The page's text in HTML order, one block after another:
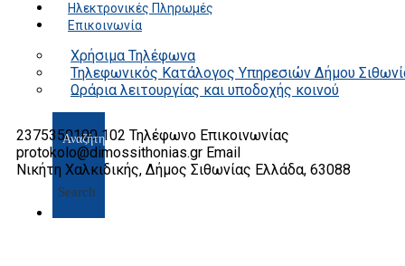
Ηλεκτρονικές Πληρωμές
Επικοινωνία
Χρήσιμα Τηλέφωνα
Τηλεφωνικός Κατάλογος Υπηρεσιών Δήμου
Ωράρια λειτουργίας και υποδοχής κοινού
Search
2375350100 102 Τηλέφωνο Επικοινωνίας
protokolo@dimossithonias.gr Email
Νικήτη Χαλκιδικής, Δήμος Σιθωνίας Ελλάδα, 63088